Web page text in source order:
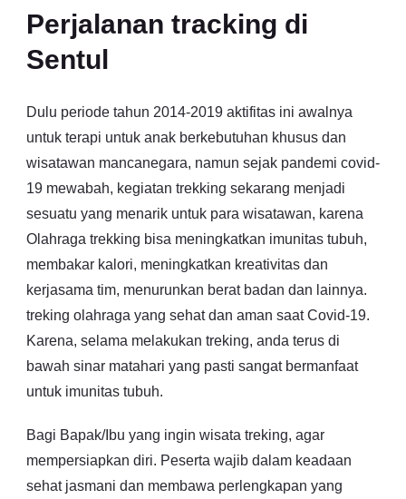
Perjalanan tracking di
Sentul
Dulu periode tahun 2014-2019 aktifitas ini awalnya
untuk terapi untuk anak berkebutuhan khusus dan
wisatawan mancanegara, namun sejak pandemi covid-
19 mewabah, kegiatan trekking sekarang menjadi
sesuatu yang menarik untuk para wisatawan, karena
Olahraga trekking bisa meningkatkan imunitas tubuh,
membakar kalori, meningkatkan kreativitas dan
kerjasama tim, menurunkan berat badan dan lainnya.
treking olahraga yang sehat dan aman saat Covid-19.
Karena, selama melakukan treking, anda terus di
bawah sinar matahari yang pasti sangat bermanfaat
untuk imunitas tubuh.
Bagi Bapak/Ibu yang ingin wisata treking, agar
mempersiapkan diri. Peserta wajib dalam keadaan
sehat jasmani dan membawa perlengkapan yang